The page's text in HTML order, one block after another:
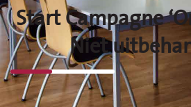
Start Campagne
Niet